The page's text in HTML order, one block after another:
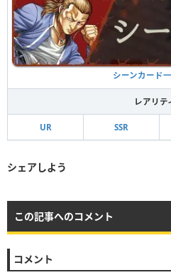
シーンカード
レアリテ
UR SSR
シェアしよう
この記事へのコメント
コメント